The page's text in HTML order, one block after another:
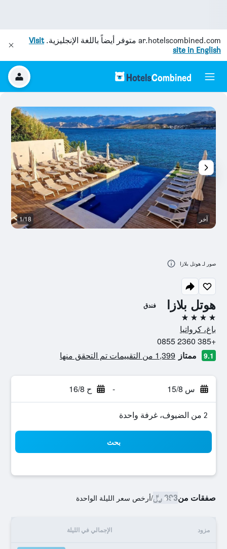
ar.hotelscombined.com متوفر أيضاً باللغة الإنجليزية.Visit
site in English
هوتل بلازا فندق
4 نجوم
باغ، كرواتيا
+385 2360 0855
9.1 ممتاز 1,399 من التقييمات تم التحقق منها
س 15/8 - ح 16/8
2 من الضيوف، غرفة واحدة
بحث
صفقات من393 ﷼ /أرخص سعر الليلة الواحدة
مزود الإجمالي في الليلة
آخر 1/18
صور لـ هوتل بلازا